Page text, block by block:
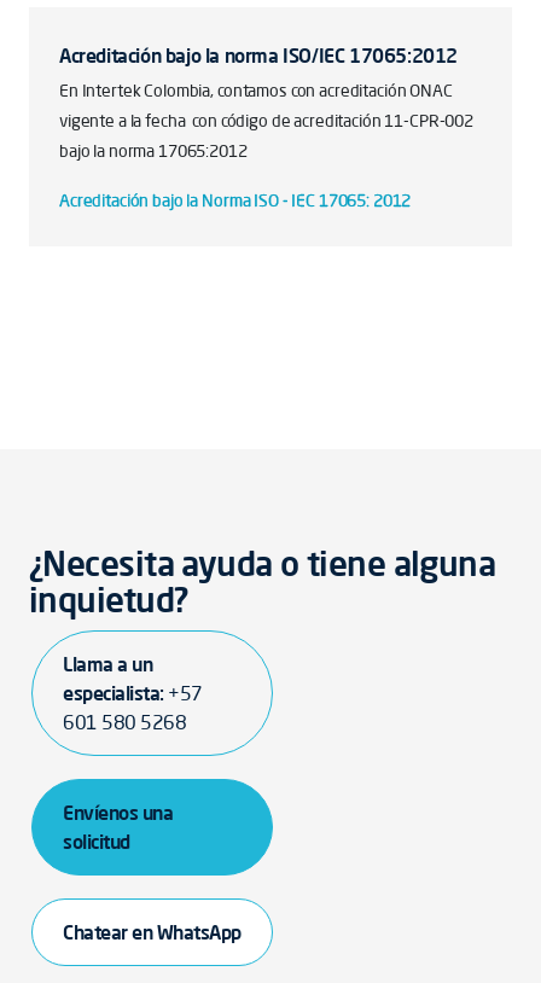
Acreditación bajo la norma ISO/IEC 17065:2012
En Intertek Colombia, contamos con acreditación ONAC
vigente a la fecha con código de acreditación 11-CPR-002
bajo la norma 17065:2012
Acreditación bajo la Norma ISO - IEC 17065: 2012
¿Necesita ayuda o tiene alguna
inquietud?
Llama a un
especialista: +57
601 580 5268
Envíenos una
solicitud
Chatear en WhatsApp